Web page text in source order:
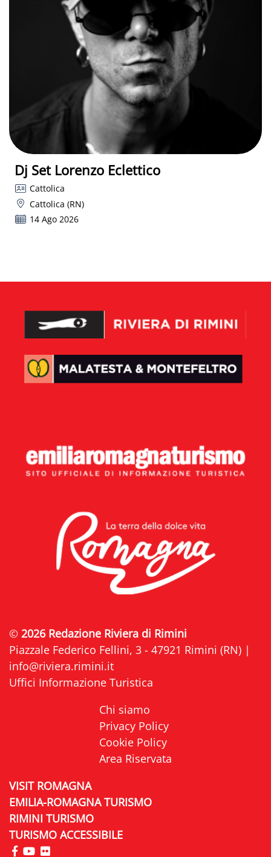
Dj Set Lorenzo Eclettico
Cattolica
Cattolica (RN)
14 Ago 2026
© 2026 Redazione Riviera di Rimini
Piazzale Federico Fellini, 3 - 47921 Rimini (RN) |
info@riviera.rimini.it
Uffici Informazione Turistica
Chi siamo
Privacy Policy
Cookie Policy
Area Riservata
VISIT ROMAGNA
EMILIA-ROMAGNA TURISMO
RIMINI TURISMO
TURISMO ACCESSIBILE
visita la pagina Facebook di Riviera di Rimini
visita la pagina YouTube di Riviera di Rimini
visita la pagina Flickr di Riviera di Rimini